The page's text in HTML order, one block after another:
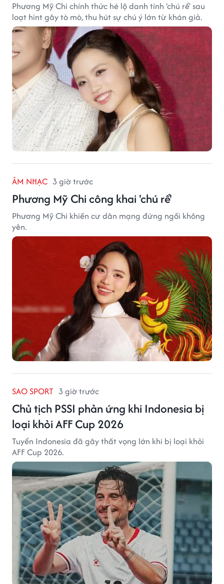
Phương Mỹ Chi chính thức hé lộ danh tính 'chú rể' sau
loạt hint gây tò mò, thu hút sự chú ý lớn từ khán giả.
ÂM NHẠC 3 giờ trước
Phương Mỹ Chi công khai 'chú rể'
Phương Mỹ Chi khiến cư dân mạng đứng ngồi không
yên.
SAO SPORT 3 giờ trước
Chủ tịch PSSI phản ứng khi Indonesia bị
loại khỏi AFF Cup 2026
Tuyển Indonesia đã gây thất vọng lớn khi bị loại khỏi
AFF Cup 2026.